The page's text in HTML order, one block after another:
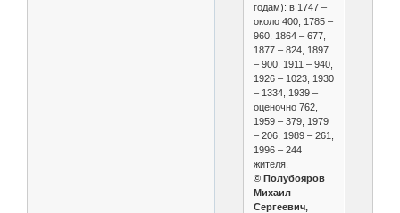
годам): в 1747 –
около 400, 1785 –
960, 1864 – 677,
1877 – 824, 1897
– 900, 1911 – 940,
1926 – 1023, 1930
– 1334, 1939 –
оценочно 762,
1959 – 379, 1979
– 206, 1989 – 261,
1996 – 244
жителя.
© Полубояров
Михаил
Сергеевич,